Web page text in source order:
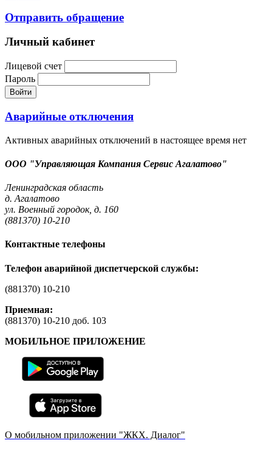
Отправить обращение
Личный кабинет
Лицевой счет
Пароль
Войти
Аварийные отключения
Активных аварийных отключений в настоящее время нет
ООО "Управляющая Компания Сервис Агалатово"
Ленинградская область
д. Агалатово
ул. Военный городок, д. 160
(881370) 10-210
Контактные телефоны
Телефон аварийной диспетчерской службы:
(881370) 10-210
Приемная:
(881370) 10-210 доб. 103
МОБИЛЬНОЕ ПРИЛОЖЕНИЕ
О мобильном приложении "ЖКХ. Диалог"